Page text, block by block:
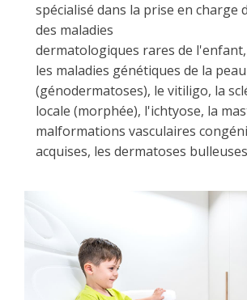
spécialisé dans la prise en charge
des maladies
dermatologiques rares de
les maladies génétiques de la peau
(génodermatoses), le vitiligo, la
locale (morphée), l'ichtyose, la
malformations vasculaires
acquises, les dermatoses